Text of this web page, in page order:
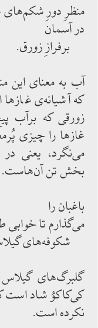
منظرِ دورِ
در آسمان
برفرازِ زورق.
آب به معنای این
كه آشیانه‌‌ی
زورقی كه برآب
غازها را چیزی
می‌‌نگرد، یعنی
بخش ‌‌تن آن‌‌هاست.
باغبان را
می‌‌گذارم تا خوابی
شكوفه‌‌های
گلبرگ‌‌های
كی‌‌كاكوُ شاد است
نكرده‌‌ است.